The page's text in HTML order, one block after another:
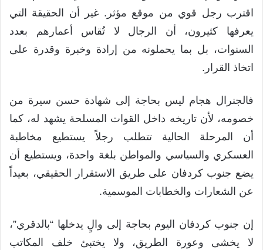
اقترب رجل قوي من موقع مؤثر. غير أن الحقيقة التي
يعرفها كثيرون، أن الرجال لا تُقاس أعمارهم بعدد
السنوات، بل بما يحملونه من إرادة وخبرة وقدرة على
اتخاذ القرار.
فالجنرال هجام ليس بحاجة إلى شهادة حسن سيرة من
خصومه، لأن تاريخه داخل القوات المسلحة يشهد له، كما
أن المرحلة الحالية تتطلب رجلاً يستطيع مخاطبة
العسكري والسياسي والمواطن بلغة واحدة، ويستطيع أن
يضع جنوب كردفان على طريق الاستقرار الحقيقي، بعيداً
عن الشعارات والخطابات الموسمية.
إن جنوب كردفان اليوم بحاجة إلى والٍ يدخلها “بالدقري”،
لا يخشى وعورة الطريق، ولا يختبئ خلف المكاتب